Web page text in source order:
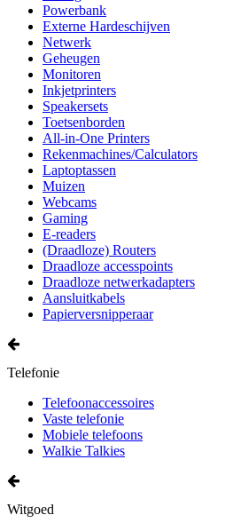
Powerbank
Externe Hardeschijven
Netwerk
Geheugen
Monitoren
Inkjetprinters
Speakersets
Toetsenborden
All-in-One Printers
Rekenmachines/Calculators
Laptoptassen
Muizen
Webcams
Gaming
E-readers
(Draadloze) Routers
Draadloze accesspoints
Draadloze netwerkadapters
Aansluitkabels
Papierversnipperaar
Telefonie
Telefoonaccessoires
Vaste telefonie
Mobiele telefoons
Walkie Talkies
Witgoed